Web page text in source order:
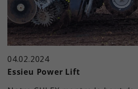
04.02.2024
Essieu Power Lift